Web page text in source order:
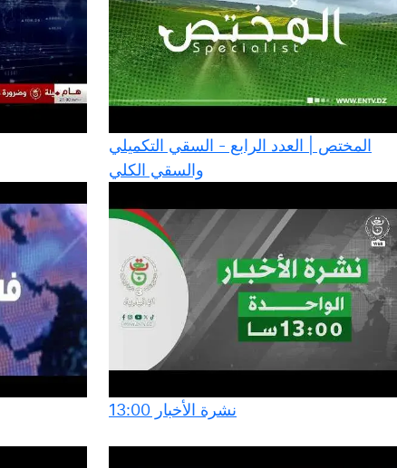
المختص | العدد الرابع - السقي التكميلي
والسقي الكلي
نشرة الأخبار 13:00